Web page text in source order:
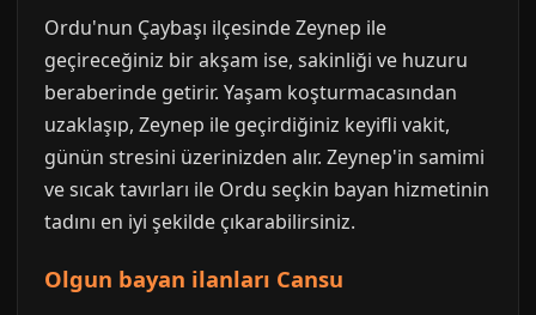
Ordu'nun Çaybaşı ilçesinde Zeynep ile
geçireceğiniz bir akşam ise, sakinliği ve huzuru
beraberinde getirir. Yaşam koşturmacasından
uzaklaşıp, Zeynep ile geçirdiğiniz keyifli vakit,
günün stresini üzerinizden alır. Zeynep'in samimi
ve sıcak tavırları ile Ordu seçkin bayan hizmetinin
tadını en iyi şekilde çıkarabilirsiniz.
Olgun bayan ilanları Cansu